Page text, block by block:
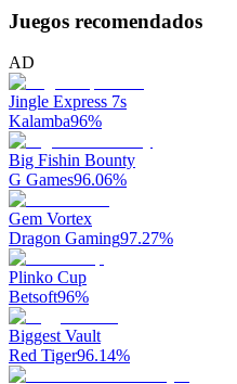
Juegos recomendados
AD
Jingle Express 7s
Kalamba96%
Big Fishin Bounty
G Games96.06%
Gem Vortex
Dragon Gaming97.27%
Plinko Cup
Betsoft96%
Biggest Vault
Red Tiger96.14%